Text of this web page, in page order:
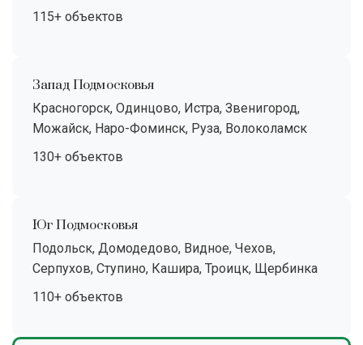
115+ объектов
Запад Подмосковья
Красногорск, Одинцово, Истра, Звенигород,
Можайск, Наро-Фоминск, Руза, Волоколамск
130+ объектов
Юг Подмосковья
Подольск, Домодедово, Видное, Чехов,
Серпухов, Ступино, Кашира, Троицк, Щербинка
110+ объектов